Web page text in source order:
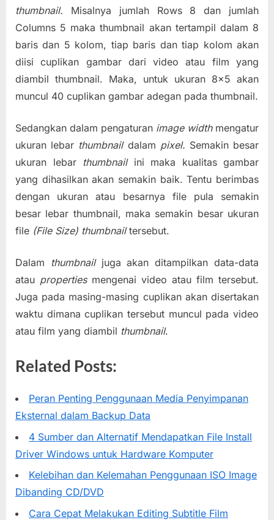
thumbnail. Misalnya jumlah Rows 8 dan jumlah
Columns 5 maka thumbnail akan tertampil dalam 8
baris dan 5 kolom, tiap baris dan tiap kolom akan
diisi cuplikan gambar dari video atau film yang
diambil thumbnail. Maka, untuk ukuran 8×5 akan
muncul 40 cuplikan gambar adegan pada thumbnail.
Sedangkan dalam pengaturan image widthmengatur
ukuran lebar thumbnaildalam pixel. Semakin besar
ukuran lebar thumbnailini maka kualitas gambar
yang dihasilkan akan semakin baik. Tentu berimbas
dengan ukuran atau besarnya file pula semakin
besar lebar thumbnail, maka semakin besar ukuran
file (File Size) thumbnailtersebut.
Dalam thumbnailjuga akan ditampilkan data-data
atau propertiesmengenai video atau film tersebut.
Juga pada masing-masing cuplikan akan disertakan
waktu dimana cuplikan tersebut muncul pada video
atau film yang diambil thumbnail.
Related Posts:
Peran Penting Penggunaan Media Penyimpanan
Eksternal dalam Backup Data
4 Sumber dan Alternatif Mendapatkan File Install
Driver Windows untuk Hardware Komputer
Kelebihan dan Kelemahan Penggunaan ISO Image
Dibanding CD/DVD
Cara Cepat Melakukan Editing Subtitle Film